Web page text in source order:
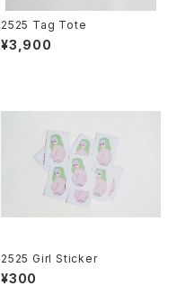
2525 Tag Tote
¥3,900
2525 Girl Sticker
¥300